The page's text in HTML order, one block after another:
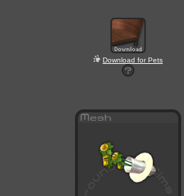
Download for Pets